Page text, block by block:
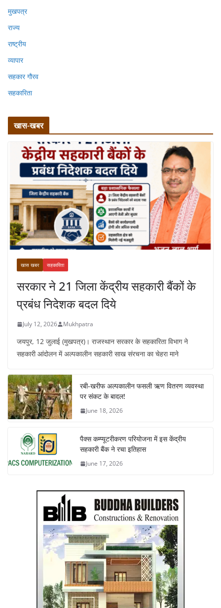
मुखपत्र
राज्य
राष्ट्रीय
व्यापार
सहकार गौरव
सहकारिता
खास-खबर
खास खबर सहकारिता
सरकार ने 21 जिला केंद्रीय सहकारी बैंकों के
प्रबंध निदेशक बदल दिये
July 12, 2026 Mukhpatra
जयपुर, 12 जुलाई (मुखपत्र)। राजस्थान सरकार के सहकारिता विभाग ने
सहकारी आंदोलन में अल्पकालीन सहकारी साख संरचना का चेहरा माने
रबी-खरीफ अल्पकालीन फसली ऋण वितरण व्यवस्था
पर संकट के बादल!
June 18, 2026
पैक्स कम्प्यूटरीकरण परियोजना में इस केंद्रीय
सहकारी बैंक ने रचा इतिहास
June 17, 2026